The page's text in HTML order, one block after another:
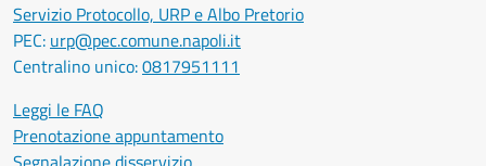
Servizio Protocollo, URP e Albo Pretorio
PEC: urp@pec.comune.napoli.it
Centralino unico:0817951111
Leggi le FAQ
Prenotazione appuntamento